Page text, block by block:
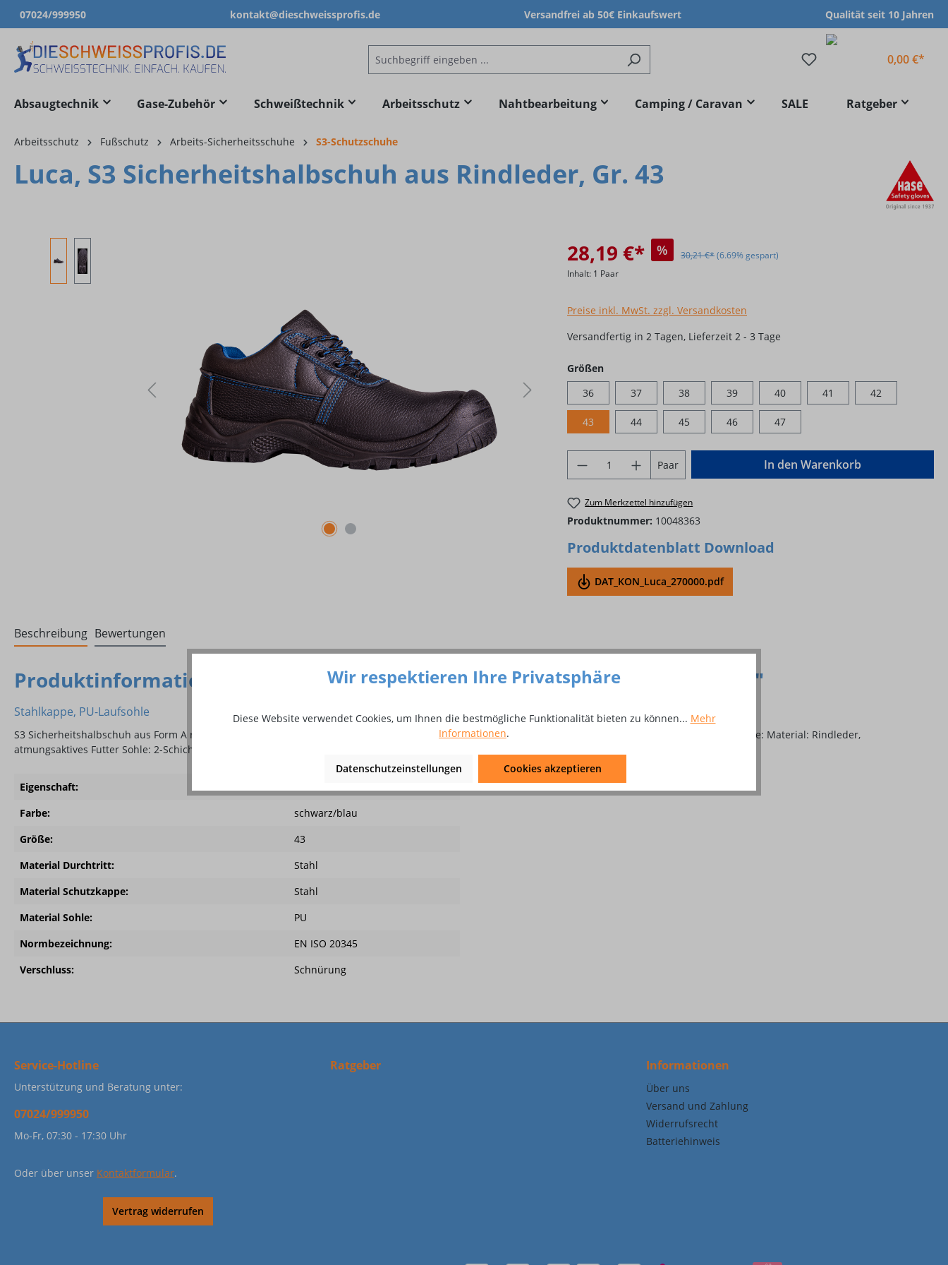
Zur Hauptnavigation springen
07024/999950 kontakt@dieschweissprofis.de Versandfrei ab 50€ Einkaufswert Qualität seit 10 Jahren
0,00 €*
Absaugtechnik Gase-Zubehör Schweißtechnik Arbeitsschutz Nahtbearbeitung Camping / Caravan SALE Ratgeber
Arbeitsschutz Fußschutz Arbeits-Sicherheitsschuhe S3-Schutzschuhe
Luca, S3 Sicherheitshalbschuh aus Rindleder, Gr. 43
28,19 €* % 30,21 €*(6.69% gespart)
Inhalt: 1 Paar
Preise inkl. MwSt. zzgl. Versandkosten
Versandfertig in 2 Tagen, Lieferzeit 2 - 3 Tage
Größenauswählen
36
37 38 39 40 41 42
43 44 45 46 47
Produkt Anzahl: Gib den gewünschten Wert
Paar In den Warenkorb
Zum Merkzettel hinzufügen
Produktnummer: 10048363
Produktdatenblatt Download
DAT_KON_Luca_270000.pdf
Beschreibung Bewertungen
Produktinformationen "Luca, S3 Sicherheitshalbschuh aus Rindleder, Gr. 43"
Stahlkappe, PU-Laufsohle
S3 Sicherheitshalbschuh aus Form A robustem Rindleder mit spezieller 2-Schichten PU-Laufsohle, atmungsaktives Futter, Stahlkappe und Stahlzwischensohle: Material: Rindleder,
atmungsaktives Futter Sohle: 2-Schichten PU, Stahlzwischensohle Größen: 36 - 48 Weite 11 Farbe: schwarz/blau
Eigenschaft:
Farbe:
schwarz/blau
Größe:
43
Material Durchtritt:
Stahl
Material Schutzkappe:
Stahl
Material Sohle:
PU
Normbezeichnung:
EN ISO 20345
Verschluss:
Schnürung
Service-Hotline
Unterstützung und Beratung unter:
07024/999950
Mo-Fr, 07:30 - 17:30 Uhr
Oder über unser Kontaktformular.
Vertrag widerrufen
Ratgeber Informationen
Über uns
Versand und Zahlung
Widerrufsrecht
Batteriehinweis
Wir respektieren Ihre Privatsphäre
Diese Website verwendet Cookies, um Ihnen die bestmögliche Funktionalität bieten zu können... Mehr
Informationen.
Datenschutzeinstellungen Cookies akzeptieren